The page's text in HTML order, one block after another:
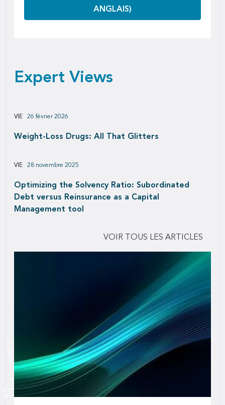
ANGLAIS)
Expert Views
Weight-Loss Drugs: All That Glitters
VIE 26 février 2026
Optimizing the Solvency Ratio: Subordinated
Debt versus Reinsurance as a Capital
Management tool
VIE 28 novembre 2025
VOIR TOUS LES ARTICLES